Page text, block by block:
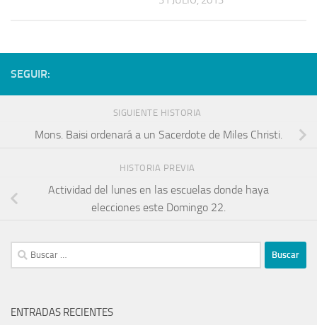
SEGUIR:
SIGUIENTE HISTORIA
Mons. Baisi ordenará a un Sacerdote de Miles Christi.
HISTORIA PREVIA
Actividad del lunes en las escuelas donde haya
elecciones este Domingo 22.
ENTRADAS RECIENTES